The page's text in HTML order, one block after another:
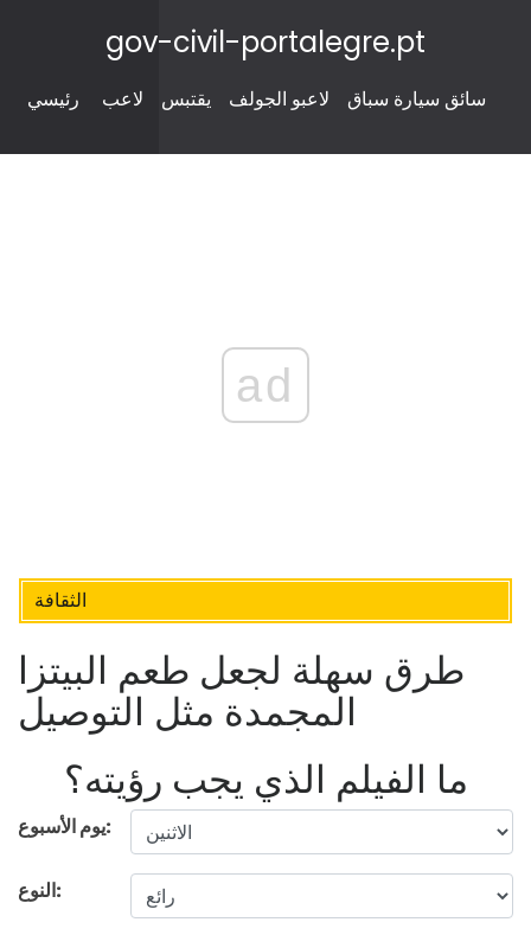
gov-civil-portalegre.pt
رئيسي لاعب يقتبس لاعبو الجولف سائق سيارة سباق
ad
الثقافة
طرق سهلة لجعل طعم البيتزا
المجمدة مثل التوصيل
ما الفيلم الذي يجب رؤيته؟
يوم الأسبوع:
النوع: